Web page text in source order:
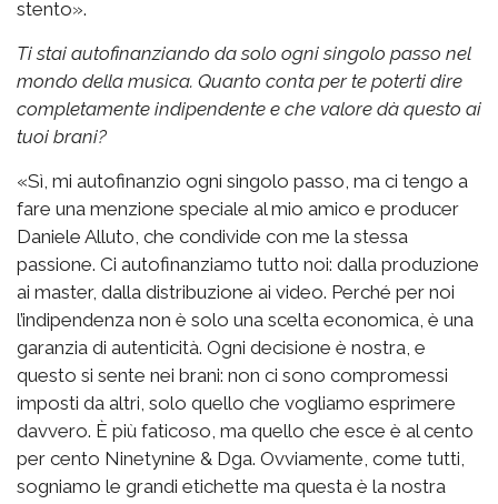
stento».
Ti stai autofinanziando da solo ogni singolo passo nel
mondo della musica. Quanto conta per te poterti dire
completamente indipendente e che valore dà questo ai
tuoi brani?
«Sì, mi autofinanzio ogni singolo passo, ma ci tengo a
fare una menzione speciale al mio amico e producer
Daniele Alluto, che condivide con me la stessa
passione. Ci autofinanziamo tutto noi: dalla produzione
ai master, dalla distribuzione ai video. Perché per noi
l’indipendenza non è solo una scelta economica, è una
garanzia di autenticità. Ogni decisione è nostra, e
questo si sente nei brani: non ci sono compromessi
imposti da altri, solo quello che vogliamo esprimere
davvero. È più faticoso, ma quello che esce è al cento
per cento Ninetynine & Dga. Ovviamente, come tutti,
sogniamo le grandi etichette ma questa è la nostra